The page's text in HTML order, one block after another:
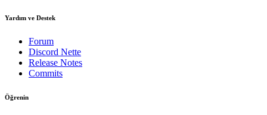
Yardım ve Destek
Forum
Discord Nette
Release Notes
Commits
Öğrenin